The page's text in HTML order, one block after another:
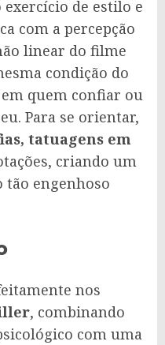
de estilo e
com a percepção
linear do filme
condição do
quem confiar ou
Para se orientar,
tatuagens em
criando um
tão engenhoso
nos
, combinando
com uma